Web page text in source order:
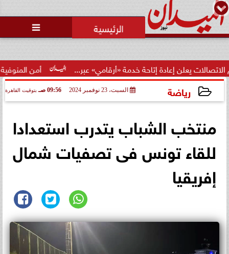

أمن المنوفية يكشف إعادة إتاحة خدمة «أرقامي» عبر...
رياضة السبت، 23 نوفمبر 2024 09:56 صـ بتوقيت القاهرة
منتخب الشباب يتدرب استعدادا
للقاء تونس فى تصفيات شمال
إفريقيا